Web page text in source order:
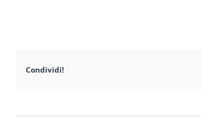
Condividi!